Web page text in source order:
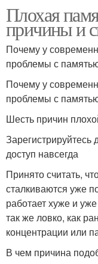
Плохая
причины и
Почему у
проблемы с
Почему у
проблемы с
Шесть причин
доступ навсегда
Принято считать,
сталкиваются уже
работает хуже и
так же ловко, как
концентрации или
В чем причина